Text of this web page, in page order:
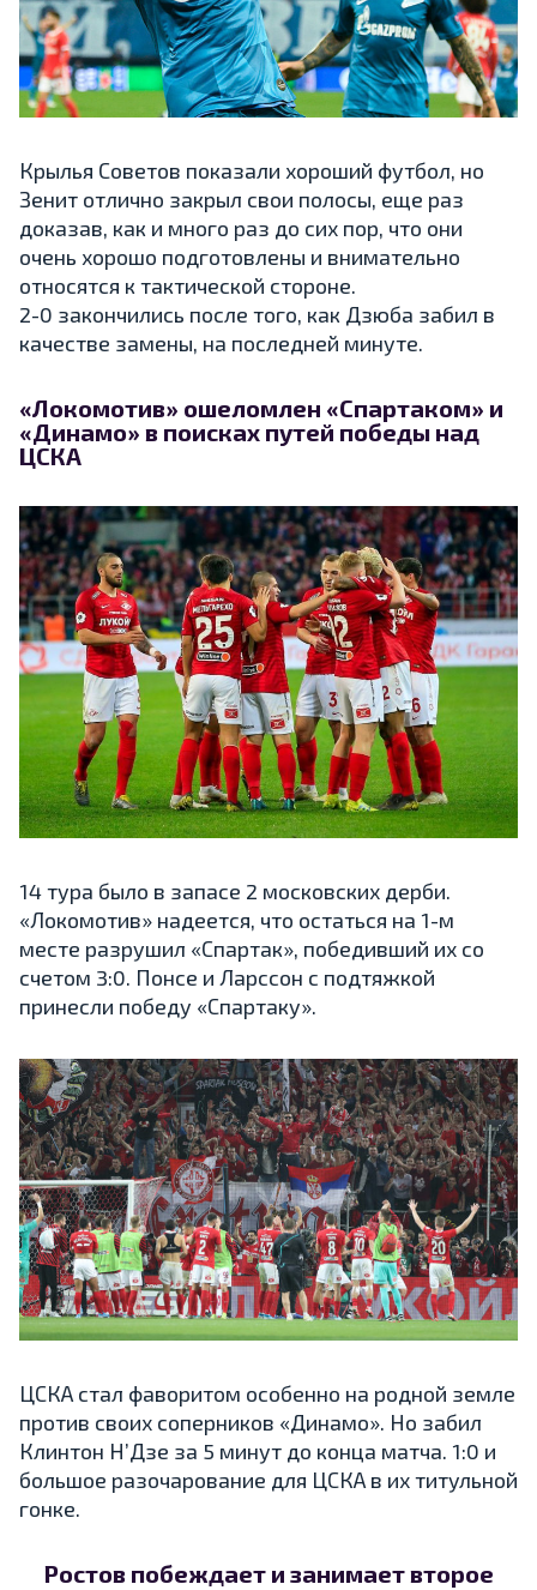
Крылья Советов показали хороший футбол, но
Зенит отлично закрыл свои полосы, еще раз
доказав, как и много раз до сих пор, что они
очень хорошо подготовлены и внимательно
относятся к тактической стороне.
2-0 закончились после того, как Дзюба забил в
качестве замены, на последней минуте.
«Локомотив» ошеломлен «Спартаком» и
«Динамо» в поисках путей победы над
ЦСКА
14 тура было в запасе 2 московских дерби.
«Локомотив» надеется, что остаться на 1-м
месте разрушил «Спартак», победивший их со
счетом 3:0. Понсе и Ларссон с подтяжкой
принесли победу «Спартаку».
ЦСКА стал фаворитом особенно на родной земле
против своих соперников «Динамо». Но забил
Клинтон Н’Дзе за 5 минут до конца матча. 1:0 и
большое разочарование для ЦСКА в их титульной
гонке.
Ростов побеждает и занимает второе